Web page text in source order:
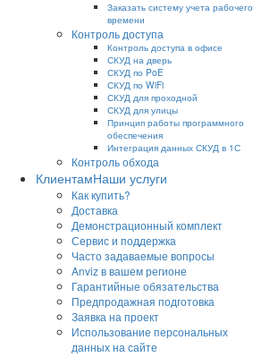
Заказать систему учета рабочего
времени
Контроль доступа
Контроль доступа в офисе
СКУД на дверь
СКУД по PoE
СКУД по WiFi
СКУД для проходной
СКУД для улицы
Принцип работы программного
обеспечения
Интеграция данных СКУД в 1С
Контроль обхода
КлиентамНаши услуги
Как купить?
Доставка
Демонстрационный комплект
Сервис и поддержка
Часто задаваемые вопросы
Anviz в вашем регионе
Гарантийные обязательства
Предпродажная подготовка
Заявка на проект
Использование персональных
данных на сайте